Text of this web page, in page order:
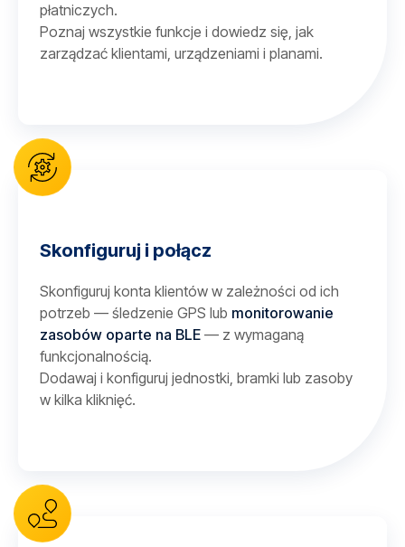
płatniczych.
Poznaj wszystkie funkcje i dowiedz się, jak
zarządzać klientami, urządzeniami i planami.
Skonfiguruj i połącz
Skonfiguruj konta klientów w zależności od ich
potrzeb — śledzenie GPS lub monitorowanie
zasobów oparte na BLE — z wymaganą
funkcjonalnością.
Dodawaj i konfiguruj jednostki, bramki lub zasoby
w kilka kliknięć.